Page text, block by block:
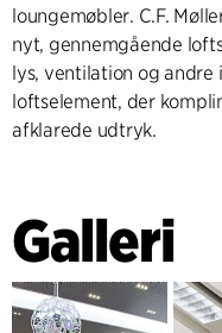
loungemøbler. C.F.
nyt, gennemgående
lys, ventilation og
loftselement, der
afklarede udtryk.
Galleri